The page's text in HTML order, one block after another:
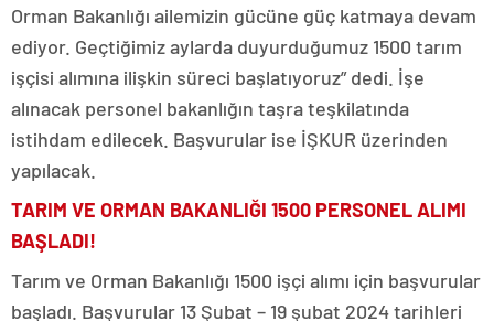
Orman Bakanlığı ailemizin gücüne güç katmaya devam
ediyor. Geçtiğimiz aylarda duyurduğumuz 1500 tarım
işçisi alımına ilişkin süreci başlatıyoruz” dedi. İşe
alınacak personel bakanlığın taşra teşkilatında
istihdam edilecek. Başvurular ise İŞKUR üzerinden
yapılacak.
TARIM VE ORMAN BAKANLIĞI 1500 PERSONEL ALIMI
BAŞLADI!
Tarım ve Orman Bakanlığı 1500 işçi alımı için başvurular
başladı. Başvurular 13 Şubat – 19 şubat 2024 tarihleri